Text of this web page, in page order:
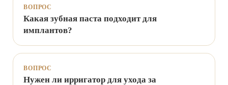
ВОПРОС
Какая зубная паста подходит для
имплантов?
ВОПРОС
Нужен ли ирригатор для ухода за